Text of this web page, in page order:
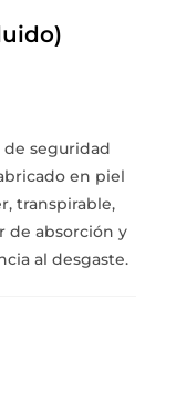
de seguridad
en piel
transpirable,
de absorción y
al desgaste.